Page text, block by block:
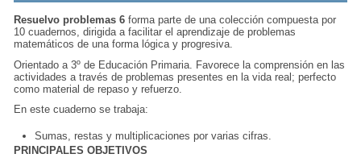
Resuelvo problemas 6forma parte de una colección compuesta por
10 cuadernos, dirigida a facilitar el aprendizaje de problemas
matemáticos de una forma lógica y progresiva.
Orientado a 3º de Educación Primaria. Favorece la comprensión en las
actividades a través deproblemas presentes en la vida real; perfecto
como material de repaso y refuerzo.
En este cuaderno se trabaja:
Sumas, restas y multiplicaciones por varias cifras.
PRINCIPALES OBJETIVOS